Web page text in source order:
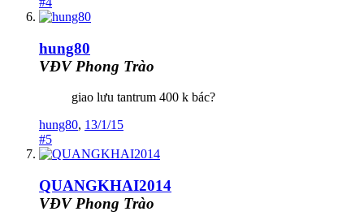
hung80
VĐV Phong Trào
giao lưu tantrum 400 k bác?
hung80, 13/1/15
#5
QUANGKHAI2014
VĐV Phong Trào